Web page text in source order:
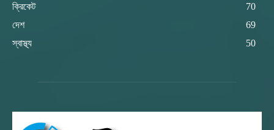
ক্রিকেট
70
দেশ
69
স্বাস্থ্য
50